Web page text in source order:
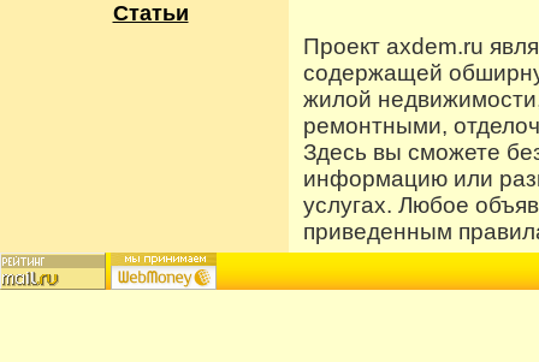
Статьи
Проект axdem.ru
содержащей
жилой
ремонтными,
Здесь вы сможете
информацию или
услугах. Любое
приведенным